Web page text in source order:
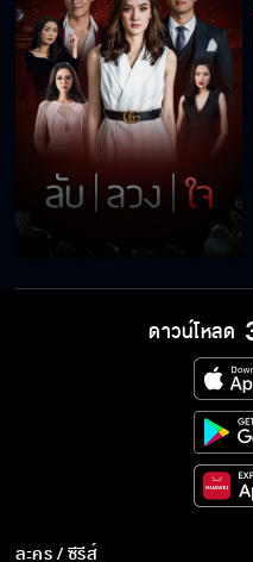
ดาวน์โหลด
ละคร / ซีรีส์